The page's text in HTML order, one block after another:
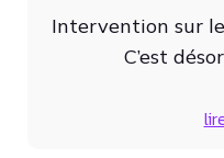
Intervention sur
C’est